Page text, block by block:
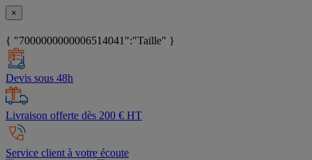
×
{ "7000000000006514041":"Taille" }
Devis sous 48h
Livraison offerte dès 200 € HT
Service client à votre écoute